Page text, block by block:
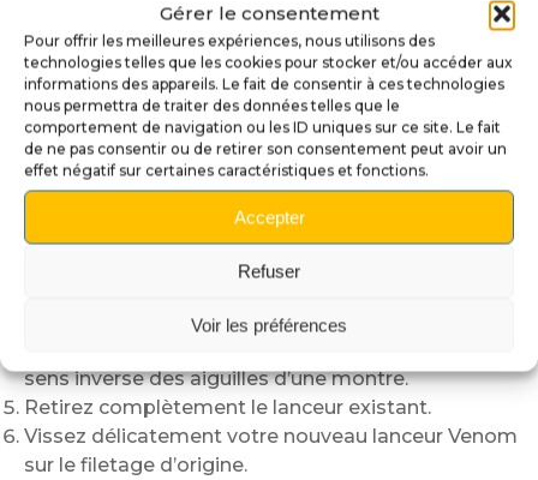
Gérer le consentement
Pour offrir les meilleures expériences, nous utilisons des
technologies telles que les cookies pour stocker et/ou accéder aux
informations des appareils. Le fait de consentir à ces technologies
nous permettra de traiter des données telles que le
comportement de navigation ou les ID uniques sur ce site. Le fait
de ne pas consentir ou de retirer son consentement peut avoir un
effet négatif sur certaines caractéristiques et fonctions.
Accepter
Refuser
Voir les préférences
tout en restant parfaitement fonctionnel.
Installation détaillée du lanceur
Le remplacement du lanceur d’origine s’effectue
rapidement
et ne nécessite généralement que quelques minutes.
Ouvrez la porte monnayeur du flipper.
Repérez l’arrière de la tige du lanceur à l’intérieur de
pendant le démontage.
sens inverse des aiguilles d’une montre.
Retirez complètement le lanceur existant.
Vissez délicatement votre nouveau lanceur Venom
sur le filetage d’origine.